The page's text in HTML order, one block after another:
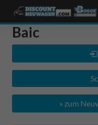
Baic
» zum